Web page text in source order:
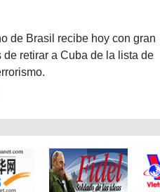
de Brasil recibe hoy con gran
retirar a Cuba de la lista de